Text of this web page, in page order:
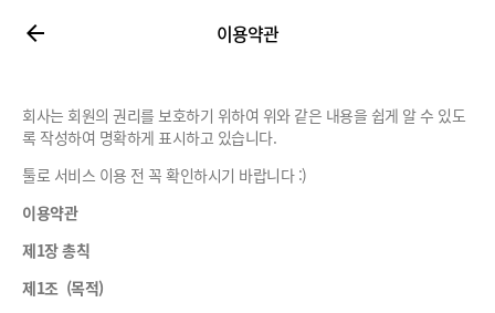
이용약관
회사는 회원의 권리를 보호하기 위하여 위와 같은 내용을 쉽게 알 수 있도
록 작성하여 명확하게 표시하고 있습니다.
툴로 서비스 이용 전 꼭 확인하시기 바랍니다 :)
이용약관
제1장 총칙
제1조 (목적)